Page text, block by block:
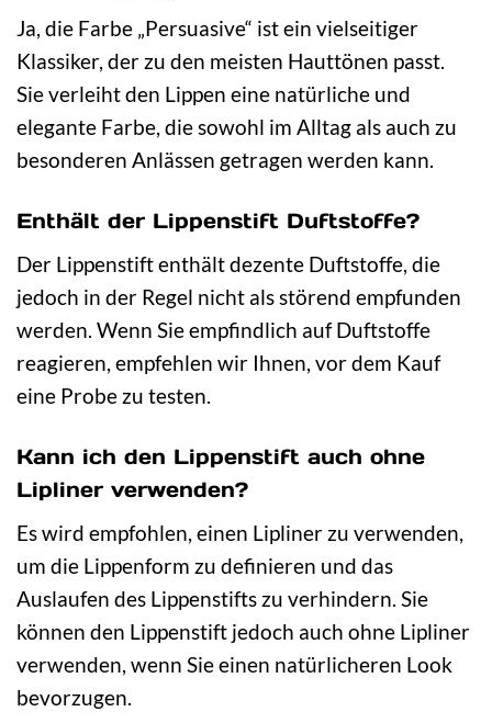
Ja, die Farbe „Persuasive“ ist ein vielseitiger
Klassiker, der zu den meisten Hauttönen passt.
Sie verleiht den Lippen eine natürliche und
elegante Farbe, die sowohl im Alltag als auch zu
besonderen Anlässen getragen werden kann.
Enthält der Lippenstift Duftstoffe?
Der Lippenstift enthält dezente Duftstoffe, die
jedoch in der Regel nicht als störend empfunden
werden. Wenn Sie empfindlich auf Duftstoffe
reagieren, empfehlen wir Ihnen, vor dem Kauf
eine Probe zu testen.
Kann ich den Lippenstift auch ohne
Lipliner verwenden?
Es wird empfohlen, einen Lipliner zu verwenden,
um die Lippenform zu definieren und das
Auslaufen des Lippenstifts zu verhindern. Sie
können den Lippenstift jedoch auch ohne Lipliner
verwenden, wenn Sie einen natürlicheren Look
bevorzugen.